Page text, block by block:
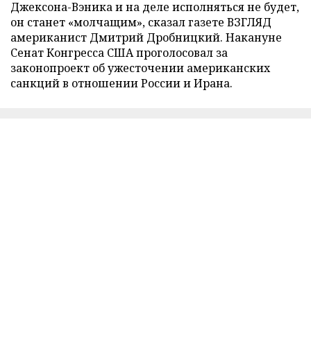
Джексона-Вэника и на деле исполняться не будет,
он станет «молчащим», сказал газете ВЗГЛЯД
американист Дмитрий Дробницкий. Накануне
Сенат Конгресса США проголосовал за
законопроект об ужесточении американских
санкций в отношении России и Ирана.